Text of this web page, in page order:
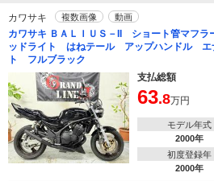
カワサキ 複数画像 動画
カワサキ ＢＡＬＩＵＳ－II ショート管マフ
ッドライト はねテール アップハンドル エ
ト フルブラック
支払総額
63.8万円
モデル年式
2000年
初度登録年
2000年